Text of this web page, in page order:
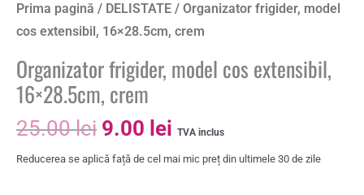
Prima pagină / DELISTATE / Organizator frigider, model
cos extensibil, 16×28.5cm, crem
Organizator frigider, model cos extensibil,
16×28.5cm, crem
25.00lei 9.00 lei TVA inclus
Reducerea se aplică față de cel mai mic preț din ultimele 30 de zile